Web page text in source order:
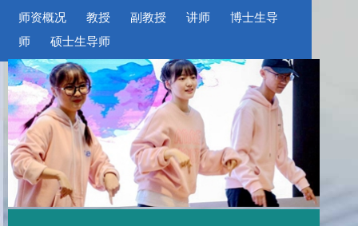
师资概况 教授 副教授 讲师
博士生导
师
硕士生导师